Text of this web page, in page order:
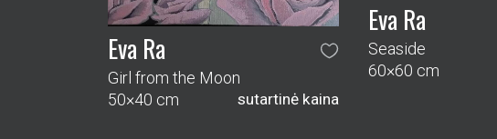
Eva Ra
Girl from the Moon
50×40 cm
sutartinė kaina
Eva Ra
Seaside
60×60 cm